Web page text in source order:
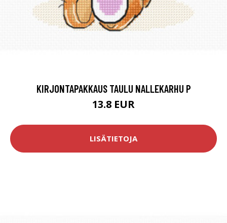
KIRJONTAPAKKAUS TAULU NALLEKARHU P
13.8 EUR
LISÄTIETOJA